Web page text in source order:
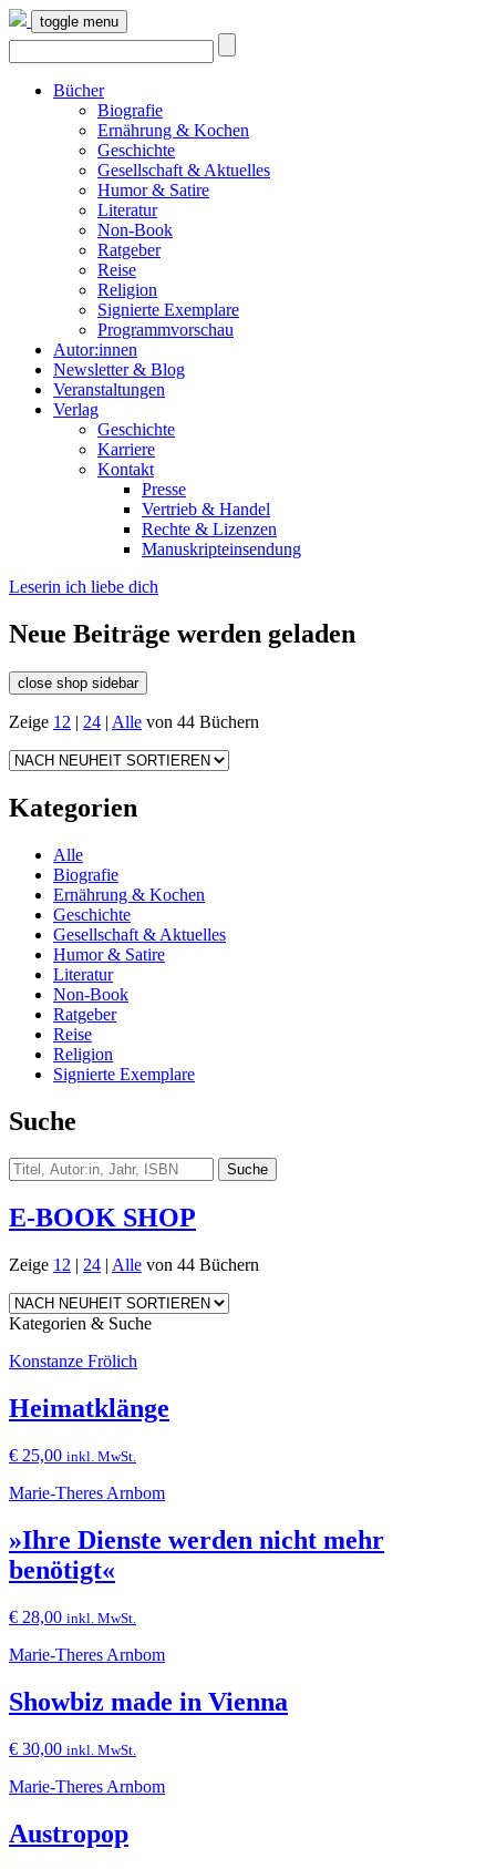
toggle menu
Bücher
Biografie
Ernährung & Kochen
Geschichte
Gesellschaft & Aktuelles
Humor & Satire
Literatur
Non-Book
Ratgeber
Reise
Religion
Signierte Exemplare
Programmvorschau
Autor:innen
Newsletter & Blog
Veranstaltungen
Verlag
Geschichte
Karriere
Kontakt
Presse
Vertrieb & Handel
Rechte & Lizenzen
Manuskripteinsendung
Leserin ich liebe dich
Neue Beiträge werden geladen
close shop sidebar
Zeige 12 | 24 | Alle von 44 Büchern
Kategorien
Alle
Biografie
Ernährung & Kochen
Geschichte
Gesellschaft & Aktuelles
Humor & Satire
Literatur
Non-Book
Ratgeber
Reise
Religion
Signierte Exemplare
Suche
E-BOOK SHOP
Zeige 12 | 24 | Alle von 44 Büchern
Kategorien & Suche
Konstanze Frölich
Heimatklänge
€ 25,00 inkl. MwSt.
Marie-Theres Arnbom
»Ihre Dienste werden nicht mehr
benötigt«
€ 28,00 inkl. MwSt.
Marie-Theres Arnbom
Showbiz made in Vienna
€ 30,00 inkl. MwSt.
Marie-Theres Arnbom
Austropop